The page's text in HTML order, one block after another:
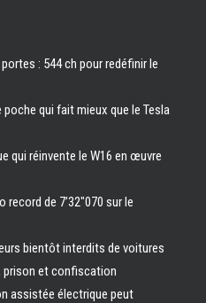
: 544 ch pour redéfinir le
poche qui fait mieux que le Tesla
qui réinvente le W16 en œuvre
de 7’32″070 sur le
bientôt interdits de voitures
prison et confiscation
assistée électrique peut